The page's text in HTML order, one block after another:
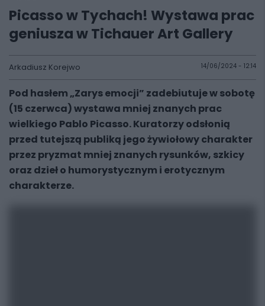
Picasso w Tychach! Wystawa prac
geniusza w Tichauer Art Gallery
Arkadiusz Korejwo 14/06/2024 - 12:14
Pod hasłem „Zarys emocji” zadebiutuje w sobotę
(15 czerwca) wystawa mniej znanych prac
wielkiego Pablo Picasso. Kuratorzy odsłonią
przed tutejszą publiką jego żywiołowy charakter
przez pryzmat mniej znanych rysunków, szkicy
oraz dzieł o humorystycznym i erotycznym
charakterze.